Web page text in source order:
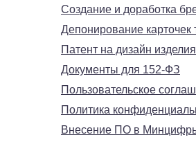
Создание и доработка
Депонирование карточек
Патент на дизайн изделия
Документы для 152-ФЗ
Пользовательское
Политика
Внесение ПО в